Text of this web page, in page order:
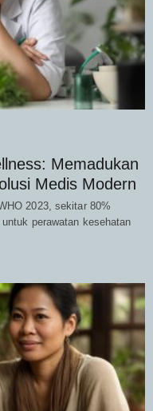
Memadukan
Medis Modern
2023, sekitar 80%
perawatan kesehatan